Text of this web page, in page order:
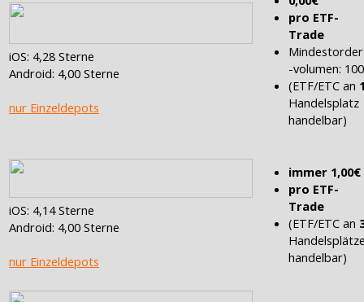
iOS: 4,28 Sterne
Android: 4,00 Sterne
nur Einzeldepots
pro ETF-
Trade
Mindestorder
-volumen:
(ETF/ETC an
Handelsplatz
handelbar)
iOS: 4,14 Sterne
Android: 4,00 Sterne
nur Einzeldepots
immer 1,00€
pro ETF-
Trade
(ETF/ETC an
handelbar)